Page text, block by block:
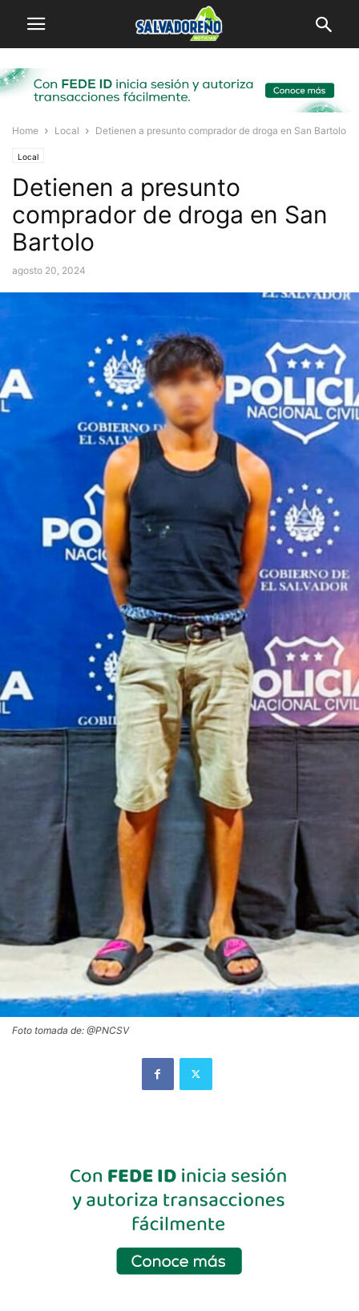
Home Local Detienen a presunto comprador de droga en San Bartolo
Local
Detienen a presunto
comprador de droga en San
Bartolo
agosto 20, 2024
Foto tomada de: @PNCSV